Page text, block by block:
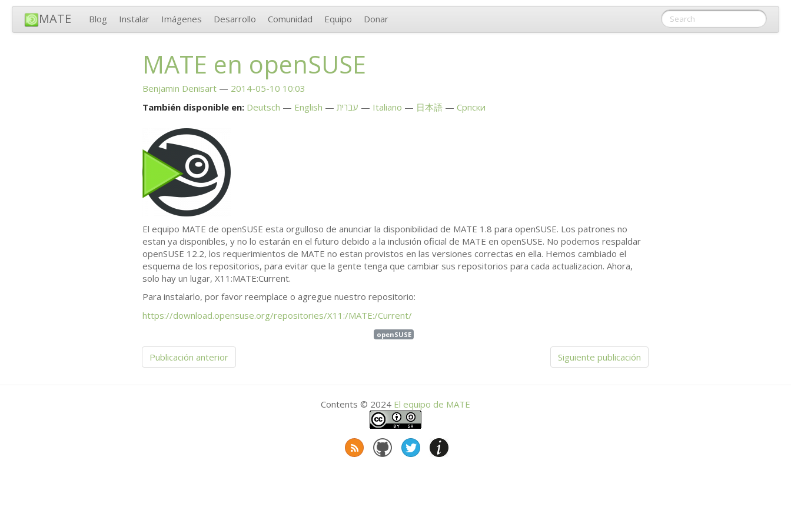
MATE Blog Instalar Imágenes Desarrollo Comunidad Equipo Donar
MATE en openSUSE
Benjamin Denisart
2014-05-10 10:03
También disponible en: Deutsch English עברית Italiano 日本語 Српски
El equipo MATE de openSUSE esta orgulloso de anunciar la disponibilidad de MATE 1.8 para openSUSE. Los patrones no
estan ya disponibles, y no lo estarán en el futuro debido a la inclusión oficial de MATE en openSUSE. No podemos respaldar
openSUSE 12.2, los requerimientos de MATE no estan provistos en las versiones correctas en ella. Hemos cambiado el
esquema de los repositorios, para evitar que la gente tenga que cambiar sus repositorios para cada actualizacion. Ahora,
solo hay un lugar, X11:MATE:Current.
Para instalarlo, por favor reemplace o agregue nuestro repositorio:
https://download.opensuse.org/repositories/X11:/MATE:/Current/
openSUSE
Publicación anterior Siguiente publicación
Contents © 2024 El equipo de MATE